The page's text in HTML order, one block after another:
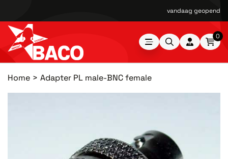
vandaag geopend
0
Home Adapter PL male-BNC female